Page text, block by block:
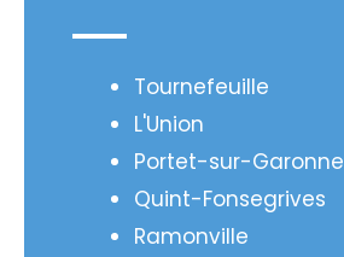
Tournefeuille
L'Union
Portet-sur-Garonne
Quint-Fonsegrives
Ramonville